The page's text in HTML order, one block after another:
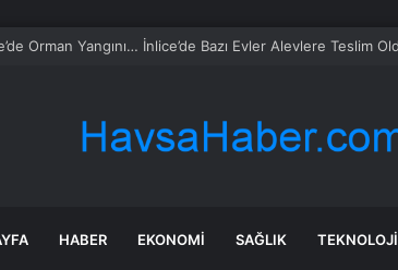
turist rotasını değiştirdi: Herkes bu 3 ülkeye gidiyor
HABER EKONOMI SAĞLIK TEKNOLOJI